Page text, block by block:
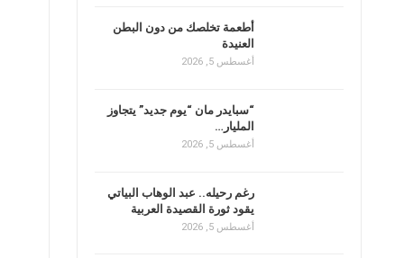
أطعمة تخلصك من دون البطن
العنيدة
أغسطس 5, 2026
“سبايدر مان “يوم جديد” يتجاوز
المليار…
أغسطس 5, 2026
رغم رحيله.. عبد الوهاب البياتي
يقود ثورة القصيدة العربية
أغسطس 5, 2026